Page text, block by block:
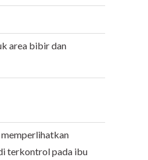
area bibir dan
terkontrol pada ibu